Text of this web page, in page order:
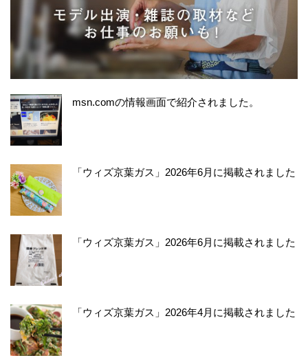
msn.comの情報画面で紹介されました。
「ウィズ京葉ガス」2026年6月に掲載されました
「ウィズ京葉ガス」2026年6月に掲載されました
「ウィズ京葉ガス」2026年4月に掲載されました